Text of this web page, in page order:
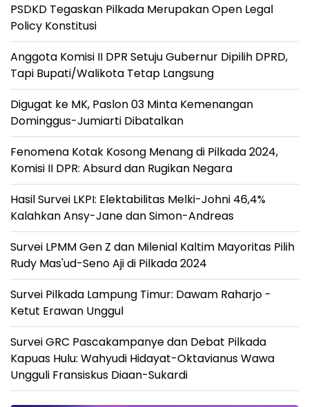
PSDKD Tegaskan Pilkada Merupakan Open Legal
Policy Konstitusi
Anggota Komisi II DPR Setuju Gubernur Dipilih DPRD,
Tapi Bupati/Walikota Tetap Langsung
Digugat ke MK, Paslon 03 Minta Kemenangan
Dominggus-Jumiarti Dibatalkan
Fenomena Kotak Kosong Menang di Pilkada 2024,
Komisi II DPR: Absurd dan Rugikan Negara
Hasil Survei LKPI: Elektabilitas Melki-Johni 46,4%
Kalahkan Ansy-Jane dan Simon-Andreas
Survei LPMM Gen Z dan Milenial Kaltim Mayoritas Pilih
Rudy Mas'ud-Seno Aji di Pilkada 2024
Survei Pilkada Lampung Timur: Dawam Raharjo -
Ketut Erawan Unggul
Survei GRC Pascakampanye dan Debat Pilkada
Kapuas Hulu: Wahyudi Hidayat-Oktavianus Wawa
Ungguli Fransiskus Diaan-Sukardi